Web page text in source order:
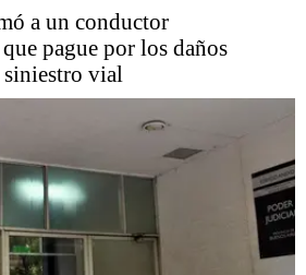
a un conductor
pague por los daños
vial